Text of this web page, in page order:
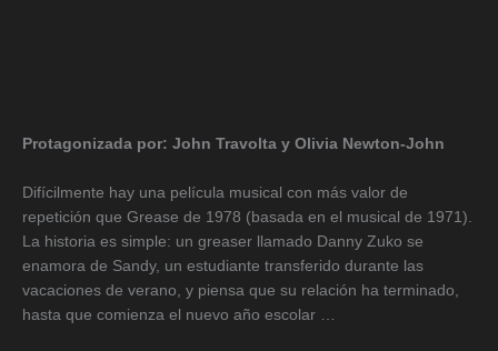
Protagonizada por: John Travolta y Olivia Newton-John
Difícilmente hay una película musical con más valor de
repetición que Grease de 1978 (basada en el musical de 1971).
La historia es simple: un greaser llamado Danny Zuko se
enamora de Sandy, un estudiante transferido durante las
vacaciones de verano, y piensa que su relación ha terminado,
hasta que comienza el nuevo año escolar …